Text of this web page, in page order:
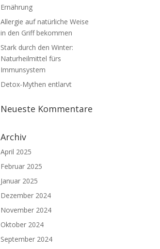
Ernährung
Allergie auf natürliche Weise
in den Griff bekommen
Stark durch den Winter:
Naturheilmittel fürs
Immunsystem
Detox-Mythen entlarvt
Neueste Kommentare
Archiv
April 2025
Februar 2025
Januar 2025
Dezember 2024
November 2024
Oktober 2024
September 2024